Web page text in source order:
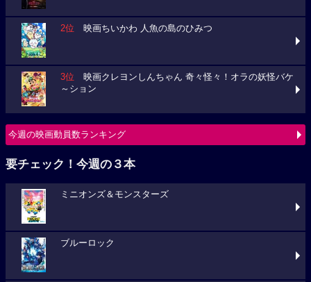
2位 映画ちいかわ 人魚の島のひみつ
3位 映画クレヨンしんちゃん 奇々怪々！オラの妖怪バケ
～ション
今週の映画動員数ランキング
要チェック！今週の３本
ミニオンズ＆モンスターズ
ブルーロック